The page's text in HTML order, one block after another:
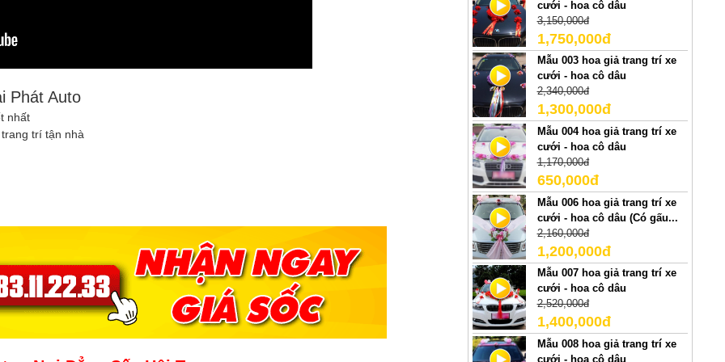
Phát Auto
nhất
trí tận nhà
cưới - hoa cô dâu
3,150,000đ
1,750,000đ
Mẫu 003 hoa giả trang trí xe
cưới - hoa cô dâu
2,340,000đ
1,300,000đ
Mẫu 004 hoa giả trang trí xe
cưới - hoa cô dâu
1,170,000đ
650,000đ
Mẫu 006 hoa giả trang trí xe
cưới - hoa cô dâu (Có gấu...
2,160,000đ
1,200,000đ
Mẫu 007 hoa giả trang trí xe
cưới - hoa cô dâu
2,520,000đ
1,400,000đ
Mẫu 008 hoa giả trang trí xe
cưới - hoa cô dâu